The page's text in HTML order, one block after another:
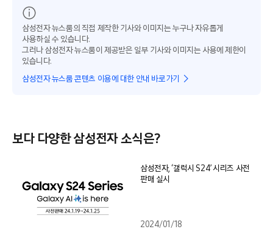
삼성전자 뉴스룸의 직접 제작한 기사와 이미지는 누구나 자유롭게
사용하실 수 있습니다.
그러나 삼성전자 뉴스룸이 제공받은 일부 기사와 이미지는 사용에 제한이
있습니다.
삼성전자 뉴스룸 콘텐츠 이용에 대한 안내 바로가기
보다 다양한 삼성전자 소식은?
삼성전자, ‘갤럭시 S24’ 시리즈 사전
판매 실시
2024/01/18